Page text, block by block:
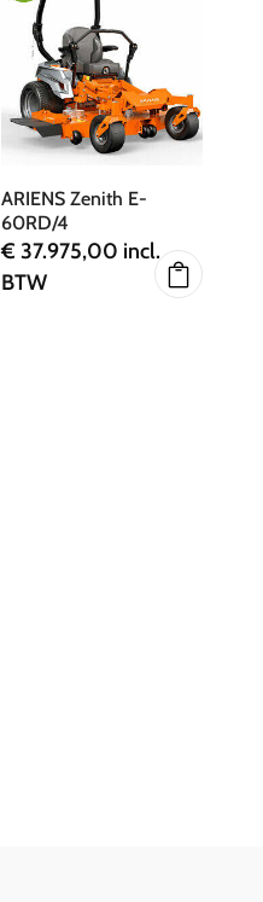
ARIENS Zenith E-
60RD/4
€ 37.975,00 incl.
BTW